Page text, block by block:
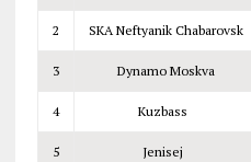
2 SKA NeftyanikChabarovsk
3 Dynamo Moskva
4 Kuzbass
5 Jenisej